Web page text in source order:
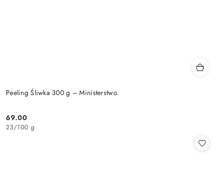
Peeling Śliwka 300 g – Ministerstwo.
Cena:
69.00
23/100 g